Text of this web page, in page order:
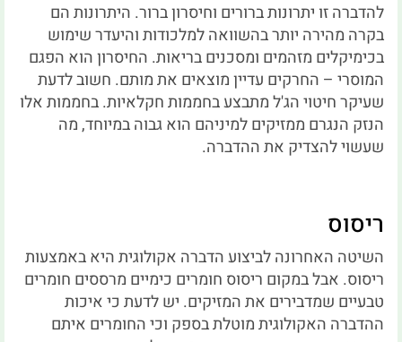
להדברה זו יתרונות ברורים וחיסרון ברור. היתרונות הם
בקרה מהירה יותר בהשוואה למלכודות והיעדר שימוש
בכימיקלים מזהמים ומסכנים בריאות. החיסרון הוא הפגם
המוסרי – החרקים עדיין מוצאים את מותם. חשוב לדעת
שעיקר חיטוי הג'ל מתבצע בחממות חקלאיות.בחממות אלו
הנזק הנגרם ממזיקים למיניהם הוא גבוה במיוחד, מה
שעשוי להצדיק את ההדברה.
ריסוס
השיטה האחרונה לביצוע הדברה אקולוגית היא באמצעות
ריסוס. אבל במקום ריסוס חומרים כימיים מרססים חומרים
טבעיים שמדבירים את המזיקים. יש לדעת כי איכות
ההדברה האקולוגית מוטלת בספק וכי החומרים איתם